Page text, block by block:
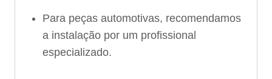
Para peças automotivas, recomendamos
a instalação por um profissional
especializado.